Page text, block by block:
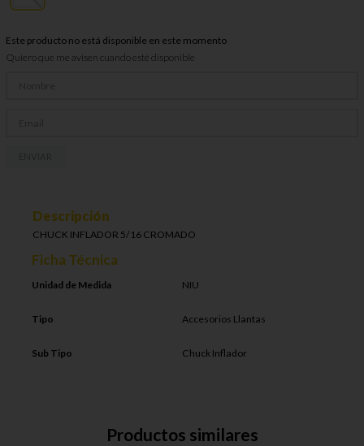
Este producto no está disponible en este momento
Quiero que me avisen cuando esté disponible
Descripción
CHUCK INFLADOR 5/16 CROMADO
Ficha Técnica
Unidad de Medida NIU
Tipo Accesorios Llantas
Sub Tipo Chuck Inflador
Productos similares